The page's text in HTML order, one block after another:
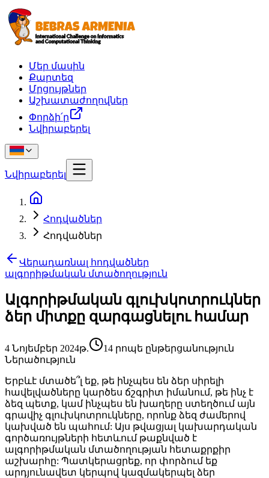
Մեր մասին
Քարտեզ
Մրցույթներ
Աշխատաժողովներ
Փորձի՛ր
Նվիրաբերել
Նվիրաբերել
Հոդվածներ
Հոդվածներ
Վերադառնալ հոդվածներ
ալգորիթմական մտածողություն
Ալգորիթմական գլուխկոտրուկներ
ձեր միտքը զարգացնելու համար
4 Նոյեմբեր 2024թ.
14 րոպե ընթերցանություն
Ներածություն
Երբևէ մտածե՞լ եք, թե ինչպես են ձեր սիրելի
հավելվածները կարծես ճշգրիտ իմանում, թե ինչ է
ձեզ պետք, կամ ինչպես են խաղերը ստեղծում այն
գրավիչ գլուխկոտրուկները, որոնք ձեզ ժամերով
կախված են պահում: Այս թվացյալ կախարդական
գործառույթների հետևում թաքնված է
ալգորիթմական մտածողության հետաքրքիր
աշխարհը: Պատկերացրեք, որ փորձում եք
արդյունավետ կերպով կազմակերպել ձեր